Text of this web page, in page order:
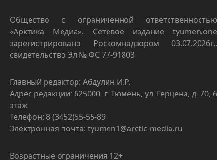
Общество с ограниченной ответственностью
«Арктика Медиа». Сетевое издание tyumen.one
зарегистрировано Роскомнадзором 03.07.2026г.,
свидетельство Эл № ФС 77-91803
Главный редактор: Абдулин И.Р.
Адрес редакции: 625000, г. Тюмень, ул. Герцена, д. 70, 6
этаж
Телефон: 8 (3452)55-55-89
Электронная почта: tyumen1@arctic-media.ru
Возрастные ограничения 12+